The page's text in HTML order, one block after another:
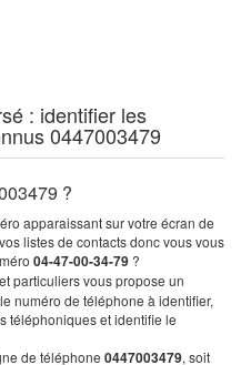
: identifier les
0447003479
?
apparaissant sur votre écran de
listes de contacts donc vous vous
04-47-00-34-79 ?
particuliers vous propose un
numéro de téléphone à identifier,
téléphoniques et identifie le
de téléphone 0447003479, soit